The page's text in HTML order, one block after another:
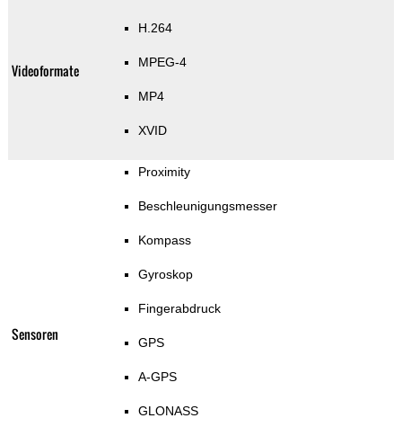
Videoformate
H.264
MPEG-4
MP4
XVID
Sensoren
Proximity
Beschleunigungsmesser
Kompass
Gyroskop
Fingerabdruck
GPS
A-GPS
GLONASS